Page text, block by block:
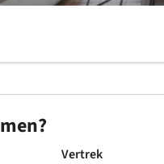
Vertrek